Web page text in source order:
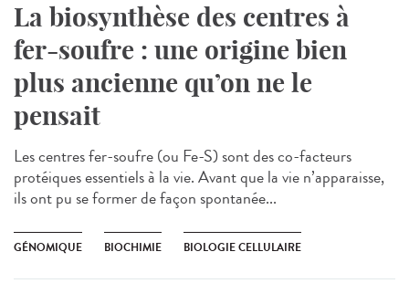
La biosynthèse des centres à
fer-soufre : une origine bien
plus ancienne qu’on ne le
pensait
Les centres fer-soufre (ou Fe-S) sont des co-facteurs
protéiques essentiels à la vie. Avant que la vie n’apparaisse,
ils ont pu se former de façon spontanée...
GÉNOMIQUE BIOCHIMIE BIOLOGIE CELLULAIRE